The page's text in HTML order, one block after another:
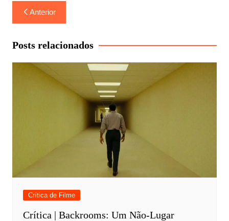
Navegação
de
Post
Anterior
Posts relacionados
Crítica de Filme
Crítica | Backrooms: Um Não-Lugar